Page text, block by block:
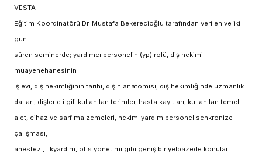
VESTA
Eğitim Koordinatörü Dr. Mustafa Bekerecioğlu tarafından verilen ve iki
gün
süren seminerde; yardımcı personelin (yp) rolü, diş hekimi
muayenehanesinin
işlevi, diş hekimliğinin tarihi, dişin anatomisi, diş hekimliğinde uzmanlık
dalları, dişlerle ilgili kullanılan terimler, hasta kayıtları, kullanılan temel
alet, cihaz ve sarf malzemeleri, hekim-yardım personel senkronize
çalışması,
anestezi, ilkyardım, ofis yönetimi gibi geniş bir yelpazede konular